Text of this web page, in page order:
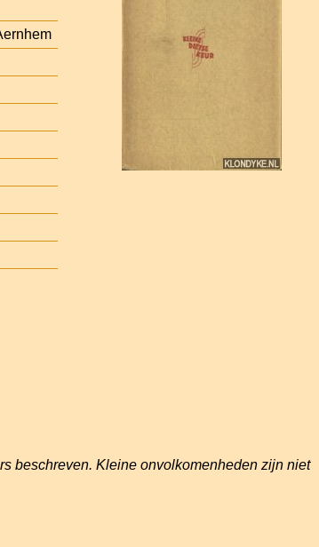
beschreven. Kleine onvolkomenheden zijn niet